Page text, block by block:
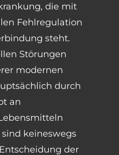
die mit
Fehlregulation
steht.
Störungen
modernen
durch
an
keineswegs
der